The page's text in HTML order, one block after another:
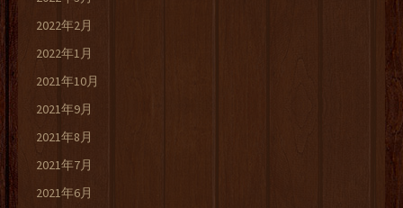
2022年2月
2022年1月
2021年10月
2021年9月
2021年8月
2021年7月
2021年6月